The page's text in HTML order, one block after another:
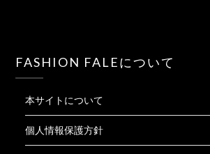
FASHION FALEについて
本サイトについて
個人情報保護方針